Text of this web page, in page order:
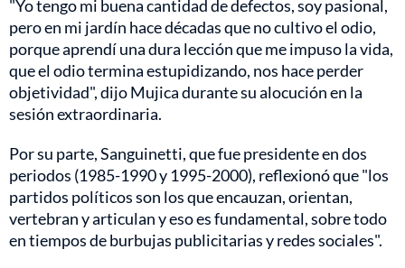
"Yo tengo mi buena cantidad de defectos, soy pasional,
pero en mi jardín hace décadas que no cultivo el odio,
porque aprendí una dura lección que me impuso la vida,
que el odio termina estupidizando, nos hace perder
objetividad", dijo Mujica durante su alocución en la
sesión extraordinaria.
Por su parte, Sanguinetti, que fue presidente en dos
periodos (1985-1990 y 1995-2000), reflexionó que "los
partidos políticos son los que encauzan, orientan,
vertebran y articulan y eso es fundamental, sobre todo
en tiempos de burbujas publicitarias y redes sociales".